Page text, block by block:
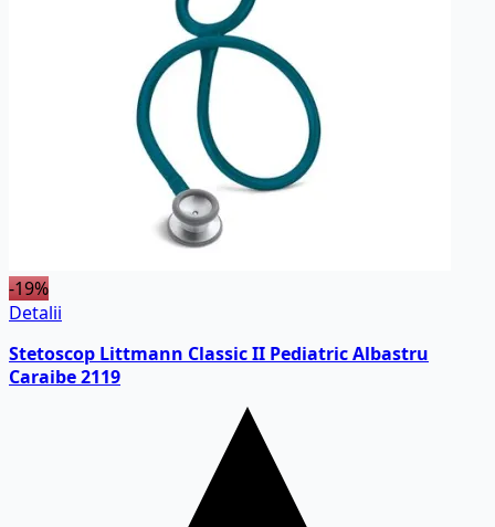
-19%
Detalii
Stetoscop Littmann Classic II Pediatric Albastru
Caraibe 2119